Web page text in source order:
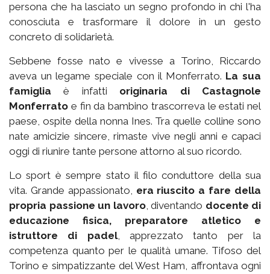
persona che ha lasciato un segno profondo in chi l'ha
conosciuta e trasformare il dolore in un gesto
concreto di solidarietà.
Sebbene fosse nato e vivesse a Torino, Riccardo
aveva un legame speciale con il Monferrato. La sua
famigliaè infatti originaria di Castagnole
Monferrato e fin da bambino trascorreva le estati nel
paese, ospite della nonna Ines. Tra quelle colline sono
nate amicizie sincere, rimaste vive negli anni e capaci
oggi di riunire tante persone attorno al suo ricordo.
Lo sport è sempre stato il filo conduttore della sua
vita. Grande appassionato, era riuscito a fare della
propria passione un lavoro, diventando docente di
educazione fisica, preparatore atletico e
istruttore di padel, apprezzato tanto per la
competenza quanto per le qualità umane. Tifoso del
Torino e simpatizzante del West Ham, affrontava ogni